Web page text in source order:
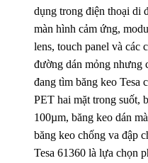
dụng trong điện thoại di
màn hình cảm ứng,
lens, touch panel và các
đường dán mỏng nhưng
đang tìm băng keo Tesa
PET hai mặt trong suốt,
100µm, băng keo dán
băng keo chống va đập
Tesa 61360 là lựa chọn